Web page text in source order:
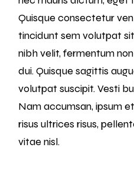
Quisque consectetur
tincidunt sem volutpat
nibh velit, fermentum
dui. Quisque sagittis
volutpat suscipit. Vesti
Nam accumsan, ipsum
risus ultrices risus,
vitae nisl.